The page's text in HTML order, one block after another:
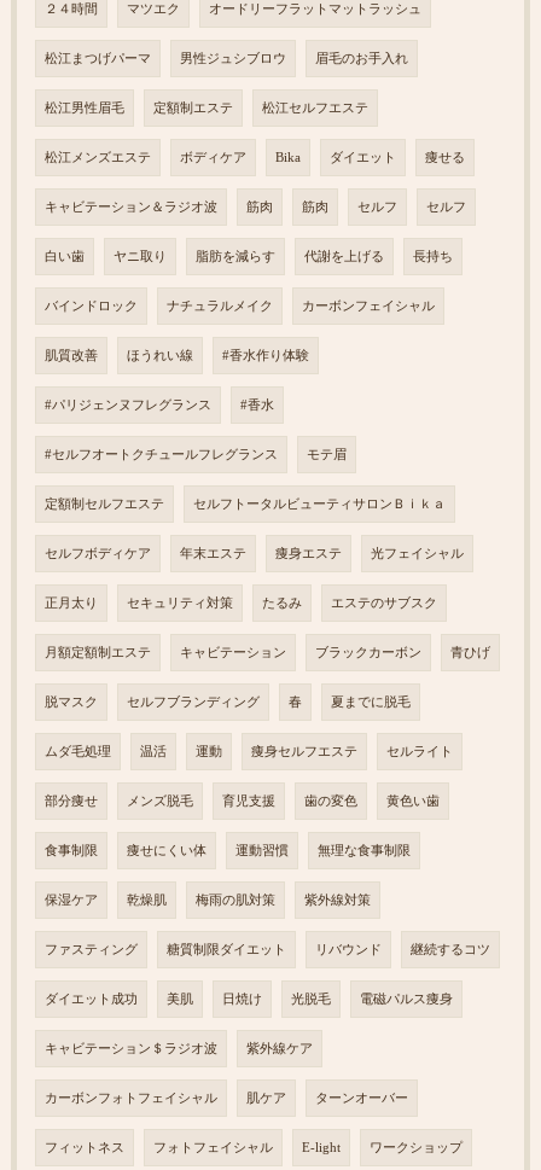
２４時間 マツエク オードリーフラットマットラッシュ
松江まつげパーマ 男性ジュシブロウ 眉毛のお手入れ
松江男性眉毛 定額制エステ 松江セルフエステ
松江メンズエステ ボディケア Bika ダイエット 痩せる
キャビテーション＆ラジオ波 筋肉 筋肉 セルフ セルフ
白い歯 ヤニ取り 脂肪を減らす 代謝を上げる 長持ち
バインドロック ナチュラルメイク カーボンフェイシャル
肌質改善 ほうれい線 #香水作り体験
#パリジェンヌフレグランス #香水
#セルフオートクチュールフレグランス モテ眉
定額制セルフエステ セルフトータルビューティサロンＢｉｋａ
セルフボディケア 年末エステ 痩身エステ 光フェイシャル
正月太り セキュリティ対策 たるみ エステのサブスク
月額定額制エステ キャビテーション ブラックカーボン 青ひげ
脱マスク セルフブランディング 春 夏までに脱毛
ムダ毛処理 温活 運動 痩身セルフエステ セルライト
部分痩せ メンズ脱毛 育児支援 歯の変色 黄色い歯
食事制限 痩せにくい体 運動習慣 無理な食事制限
保湿ケア 乾燥肌 梅雨の肌対策 紫外線対策
ファスティング 糖質制限ダイエット リバウンド 継続するコツ
ダイエット成功 美肌 日焼け 光脱毛 電磁パルス痩身
キャビテーション＄ラジオ波 紫外線ケア
カーボンフォトフェイシャル 肌ケア ターンオーバー
フィットネス フォトフェイシャル E-light ワークショップ